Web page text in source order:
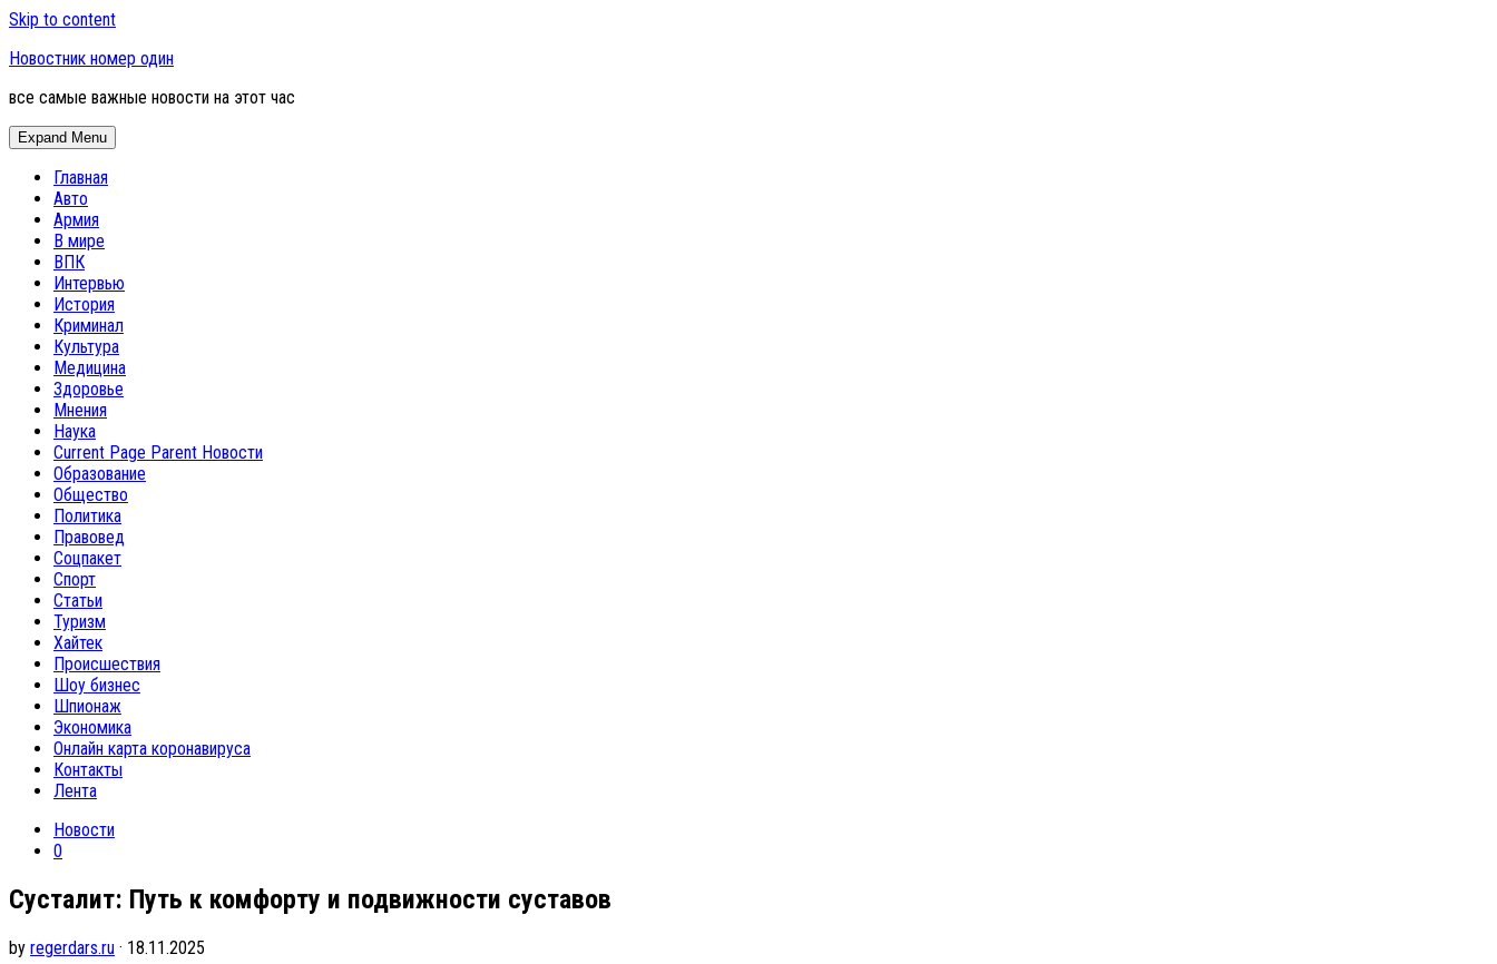
Skip to content
Новостник номер один
все самые важные новости на этот час
Expand Menu
Главная
Авто
Армия
В мире
ВПК
Интервью
История
Криминал
Культура
Медицина
Здоровье
Мнения
Наука
Current Page Parent Новости
Образование
Общество
Политика
Правовед
Соцпакет
Спорт
Статьи
Туризм
Хайтек
Происшествия
Шоу бизнес
Шпионаж
Экономика
Онлайн карта коронавируса
Контакты
Лента
Новости
0
Сусталит: Путь к комфорту и подвижности суставов
by regerdars.ru · 18.11.2025